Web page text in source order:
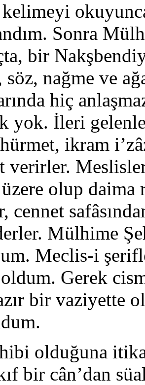
Sonra
bir
söz, nağme ve
hiç
yok. İleri
ikram
verirler.
olup daima
cennet
Mülhime
Meclis-i
Gerek
bir vaziyette
olduğuna
bir cân’dan